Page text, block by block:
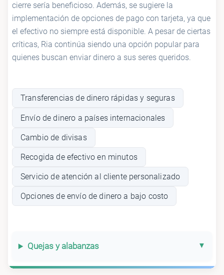
cierre sería beneficioso. Además, se sugiere la
implementación de opciones de pago con tarjeta, ya que
el efectivo no siempre está disponible. A pesar de ciertas
críticas, Ria continúa siendo una opción popular para
quienes buscan enviar dinero a sus seres queridos.
Transferencias de dinero rápidas y seguras
Envío de dinero a países internacionales
Cambio de divisas
Recogida de efectivo en minutos
Servicio de atención al cliente personalizado
Opciones de envío de dinero a bajo costo
Quejas y alabanzas